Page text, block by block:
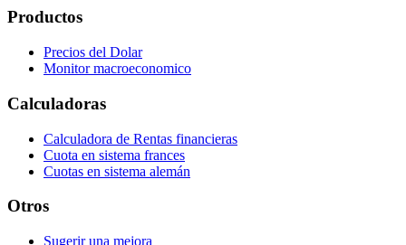
Productos
Precios del Dolar
Monitor macroeconomico
Calculadoras
Calculadora de Rentas financieras
Cuota en sistema frances
Cuotas en sistema alemán
Otros
Sugerir una mejora